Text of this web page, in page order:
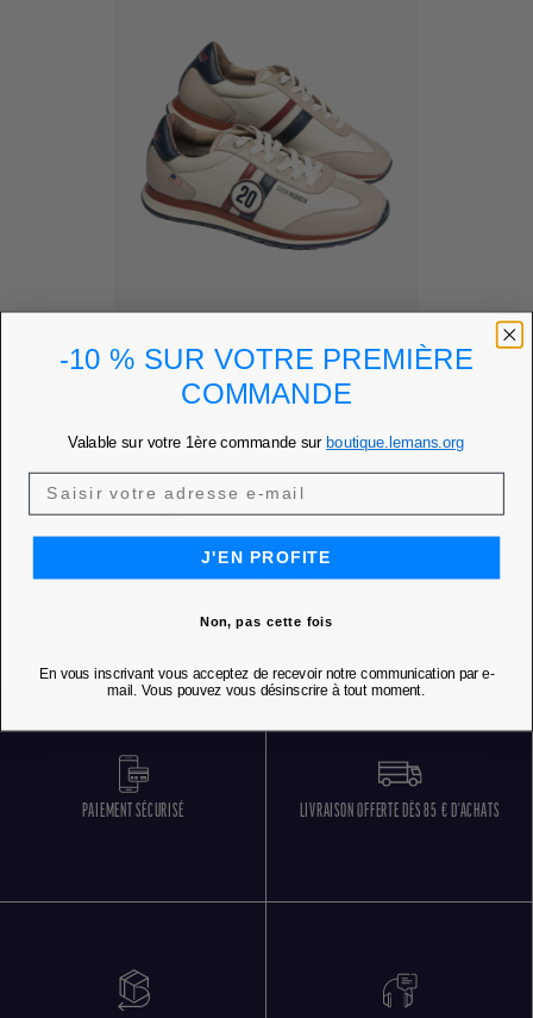
BASKET COOL - STEVE
MCQUEEN...
Prix
199,00 €
DÉCOUVRIR
PAIEMENT SÉCURISÉ LIVRAISON OFFERTE DÈS 85 € D'ACHATS
-10 % SUR VOTRE PREMIÈRE
COMMANDE
Valable sur votre 1ère commande sur boutique.lemans.org
J'EN PROFITE
Non, pas cette fois
En vous inscrivant vous acceptez de recevoir notre communication par e-
mail. Vous pouvez vous désinscrire à tout moment.